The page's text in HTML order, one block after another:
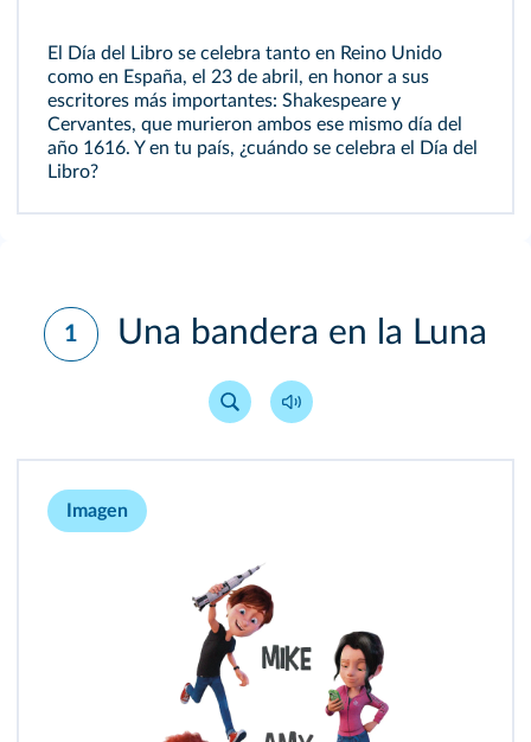
El Día del Libro se celebra tanto en Reino Unido
como en España, el 23 de abril, en honor a sus
escritores más importantes: Shakespeare y
Cervantes, que murieron ambos ese mismo día del
año 1616. Y en tu país, ¿cuándo se celebra el Día del
Libro?
1 Una bandera en la Luna
Imagen